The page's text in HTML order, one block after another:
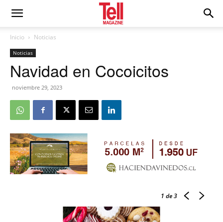
Inicio Noticias
Noticias
Navidad en Cocoicitos
noviembre 29, 2023
1 de 3